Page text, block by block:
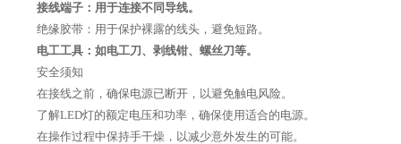
接线端子：用于连接不同导线。
绝缘胶带：用于保护裸露的线头，避免短路。
电工工具：如电工刀、剥线钳、螺丝刀等。
安全须知
在接线之前，确保电源已断开，以避免触电风险。
了解LED灯的额定电压和功率，确保使用适合的电源。
在操作过程中保持手干燥，以减少意外发生的可能。